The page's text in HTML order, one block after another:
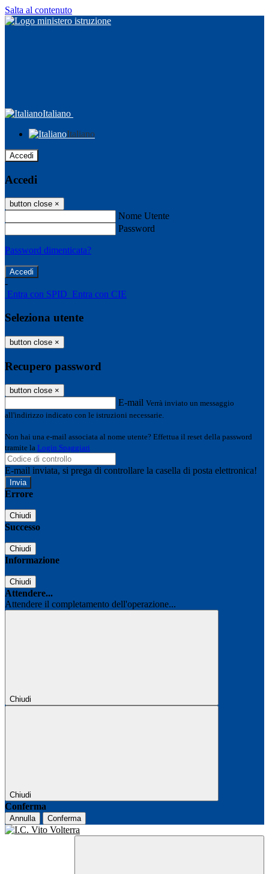
Salta al contenuto
Italiano
Italiano
Accedi
Accedi
button close ×
Nome Utente
Password
Password dimenticata?
-
Entra con SPID Entra con CIE
Seleziona utente
button close ×
Recupero password
button close ×
E-mail Verrà inviato un messaggio
all'indirizzo indicato con le istruzioni necessarie.
Non hai una e-mail associata al nome utente? Effettua il reset della password
tramite la Login Spaggiari
E-mail inviata, si prega di controllare la casella di posta elettronica!
Errore
Chiudi
Successo
Chiudi
Informazione
Chiudi
Attendere...
Attendere il completamento dell'operazione...
Chiudi
Chiudi
Conferma
Annulla Conferma